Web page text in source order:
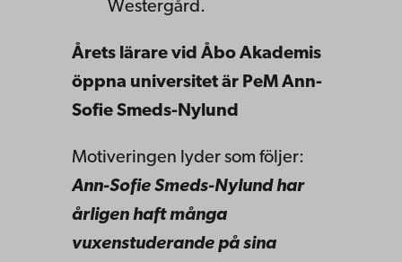
Westergård.
Årets lärare vid Åbo Akademis
öppna universitet är PeM Ann-
Sofie Smeds-Nylund
Motiveringen lyder som följer:
Ann-Sofie Smeds-Nylund har
årligen haft många
vuxenstuderande på sina